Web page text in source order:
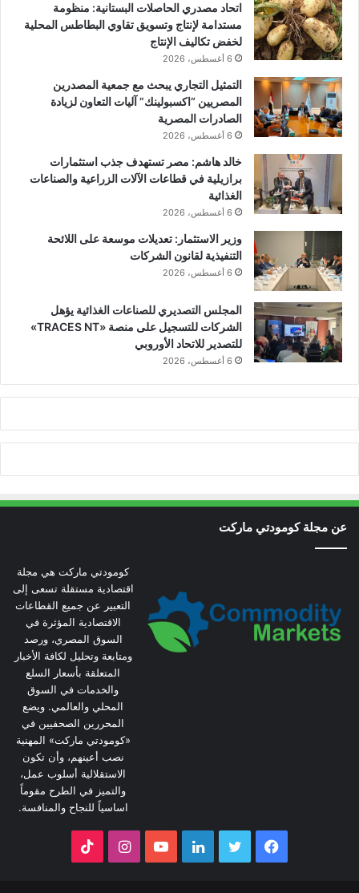
اتحاد مصدري الحاصلات البستانية: منظومة
مستدامة لإنتاج وتسويق تقاوي البطاطس المحلية
لخفض تكاليف الإنتاج
6 أغسطس، 2026
التمثيل التجاري يبحث مع جمعية المصدرين
المصريين “اكسبولينك” آليات التعاون لزيادة
الصادرات المصرية
6 أغسطس، 2026
خالد هاشم: مصر تستهدف جذب استثمارات
برازيلية في قطاعات الآلات الزراعية والصناعات
الغذائية
6 أغسطس، 2026
وزير الاستثمار: تعديلات موسعة على اللائحة
التنفيذية لقانون الشركات
6 أغسطس، 2026
المجلس التصديري للصناعات الغذائية يؤهل
الشركات للتسجيل على منصة «TRACES NT»
للتصدير للاتحاد الأوروبي
6 أغسطس، 2026
عن مجلة كومودتي ماركت
كومودتي ماركت هي مجلة
اقتصادية مستقلة تسعى إلى
التعبير عن جميع القطاعات
الاقتصادية المؤثرة في
السوق المصري، ورصد
ومتابعة وتحليل لكافة الأخبار
المتعلقة بأسعار السلع
والخدمات في السوق
المحلي والعالمي. ويضع
المحررين الصحفيين في
«كومودتي ماركت» المهنية
نصب أعينهم، وأن تكون
الاستقلالية أسلوب عمل،
والتميز في الطرح مقوماً
اساسياً للنجاح والمنافسة.
فيسبوك تويتر لينكدإنيوتيوبانستقرام